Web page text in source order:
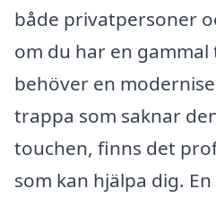
både privatpersoner
om du har en
behöver en
trappa som saknar
touchen, finns det
som kan hjälpa dig.